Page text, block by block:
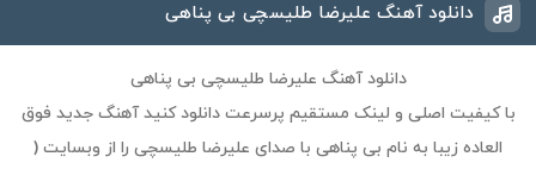
دانلود آهنگ علیرضا طلیسچی بی‌ پناهی
دانلود آهنگ علیرضا طلیسچی بی‌ پناهی
با کیفیت اصلی و لینک مستقیم پرسرعت دانلود کنید آهنگ جدید فوق
العاده زیبا به نام بی‌ پناهی با صدای علیرضا طلیسچی را از وبسایت (